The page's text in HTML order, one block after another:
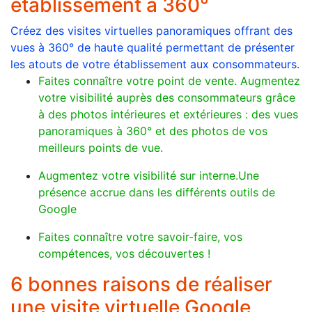
établissement à 360°
Créez des visites virtuelles panoramiques offrant des
vues à 360° de haute qualité permettant de présenter
les atouts de votre établissement aux consommateurs.
Faites connaître votre point de vente. Augmentez
votre visibilité auprès des consommateurs grâce
à des photos intérieures et extérieures : des vues
panoramiques à 360° et des photos de vos
meilleurs points de vue.
Augmentez votre visibilité sur interne.Une
présence accrue dans les différents outils de
Google
Faites connaître votre savoir-faire, vos
compétences, vos découvertes !
6 bonnes raisons de réaliser